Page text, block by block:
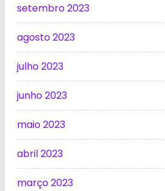
setembro 2023
agosto 2023
julho 2023
junho 2023
maio 2023
abril 2023
março 2023